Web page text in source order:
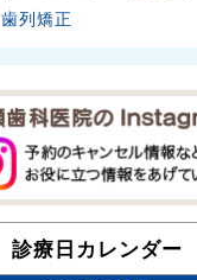
歯列矯正
診療日カレンダー